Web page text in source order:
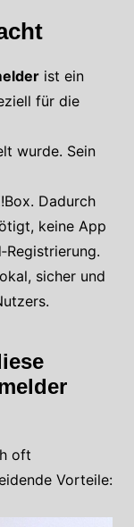
ist ein
für die
wurde. Sein
Dadurch
keine App
sicher und
oft
Vorteile: